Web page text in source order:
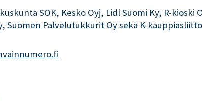
SOK, Kesko Oyj, Lidl Suomi Ky, R-
Suomen Palvelutukkurit Oy sekä K-